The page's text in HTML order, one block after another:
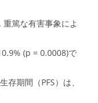
篤な有害事象によ
(p = 0.0008)で
期間（PFS）は、